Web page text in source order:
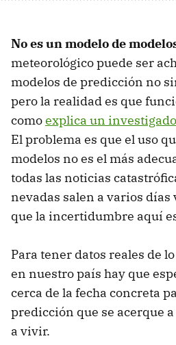
No es un modelo de
meteorológico puede ser
modelos de predicción no
pero la realidad es que
comoexplica un
El problema es que el uso
modelos no es el más
todas las noticias
nevadas salen a varios días
que la incertidumbre aquí
Para tener datos reales de
en nuestro país hay que
cerca de la fecha concreta
predicción que se acerque
a vivir.